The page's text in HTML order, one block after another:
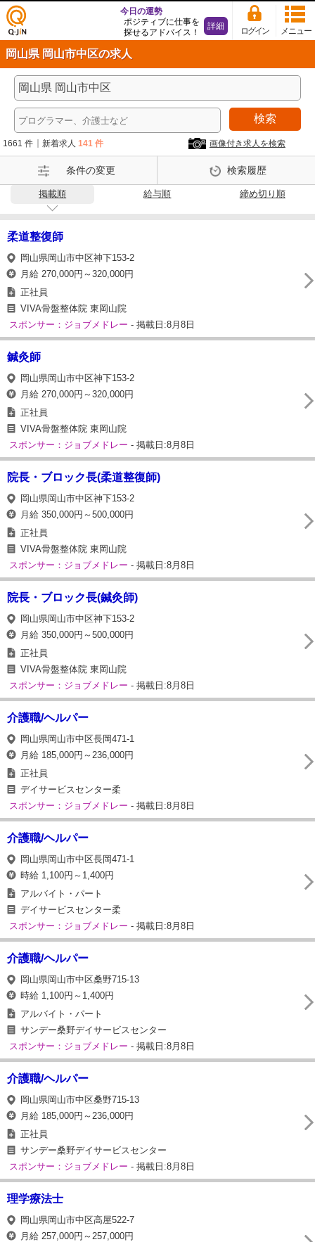
仕事
探し
の求
人サ
イト
Q-Ji
メニュー
ログイン
今日の運勢
ポジティブに仕事を
探せるアドバイス！
詳細
岡山県 岡山市中区の求人
検索
1661 件 新着求人 141 件 画像付き求人を検索
条件の変更 検索履歴
掲載順 給与順 締め切り順
柔道整復師
岡山県岡山市中区神下153-2
月給 270,000円～320,000円
正社員
VIVA骨盤整体院 東岡山院
スポンサー：ジョブメドレー - 掲載日:8月8日
鍼灸師
岡山県岡山市中区神下153-2
月給 270,000円～320,000円
正社員
VIVA骨盤整体院 東岡山院
スポンサー：ジョブメドレー - 掲載日:8月8日
院長・ブロック長(柔道整復師)
岡山県岡山市中区神下153-2
月給 350,000円～500,000円
正社員
VIVA骨盤整体院 東岡山院
スポンサー：ジョブメドレー - 掲載日:8月8日
院長・ブロック長(鍼灸師)
岡山県岡山市中区神下153-2
月給 350,000円～500,000円
正社員
VIVA骨盤整体院 東岡山院
スポンサー：ジョブメドレー - 掲載日:8月8日
介護職/ヘルパー
岡山県岡山市中区長岡471-1
月給 185,000円～236,000円
正社員
デイサービスセンター柔
スポンサー：ジョブメドレー - 掲載日:8月8日
介護職/ヘルパー
岡山県岡山市中区長岡471-1
時給 1,100円～1,400円
アルバイト・パート
デイサービスセンター柔
スポンサー：ジョブメドレー - 掲載日:8月8日
介護職/ヘルパー
岡山県岡山市中区桑野715-13
時給 1,100円～1,400円
アルバイト・パート
サンデー桑野デイサービスセンター
スポンサー：ジョブメドレー - 掲載日:8月8日
介護職/ヘルパー
岡山県岡山市中区桑野715-13
月給 185,000円～236,000円
正社員
サンデー桑野デイサービスセンター
スポンサー：ジョブメドレー - 掲載日:8月8日
理学療法士
岡山県岡山市中区高屋522‐7
月給 257,000円～257,000円